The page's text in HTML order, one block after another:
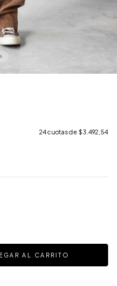
24cuotas de $3.492,54